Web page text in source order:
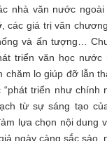
nhà văn nước
các giá trị văn
và ấn tượng…
triển văn học nước
chăm lo giúp đỡ lẫn
triển như chính
từ sự sáng tạo
lựa chọn nội dung
ngày càng sắc sảo,